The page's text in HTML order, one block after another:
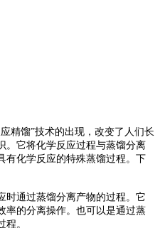
精馏”技术的出现，改变了人们长
。它将化学反应过程与蒸馏分离
有化学反应的特殊蒸馏过程。下
时通过蒸馏分离产物的过程。它
率的分离操作。也可以是通过蒸
。